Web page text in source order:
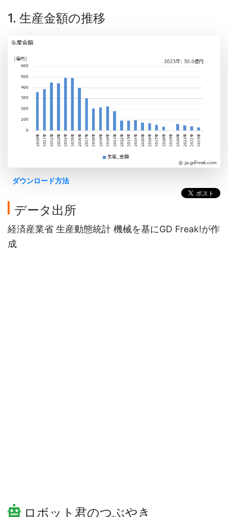
1. 生産金額の推移
ダウンロード方法
データ出所
経済産業省 生産動態統計 機械を基にGD Freak!が作
成
ロボット君のつぶやき